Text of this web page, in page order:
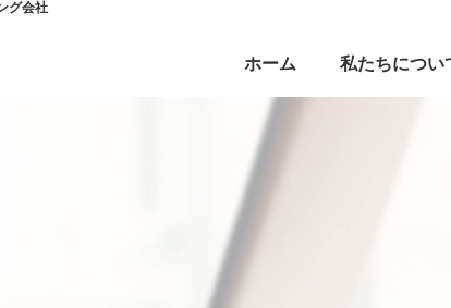
グ会社
ホーム 私たちについ